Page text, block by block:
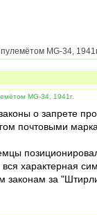
MG-34,
MG-34, 1941г.
о запрете
почтовыми
характерная
законам за